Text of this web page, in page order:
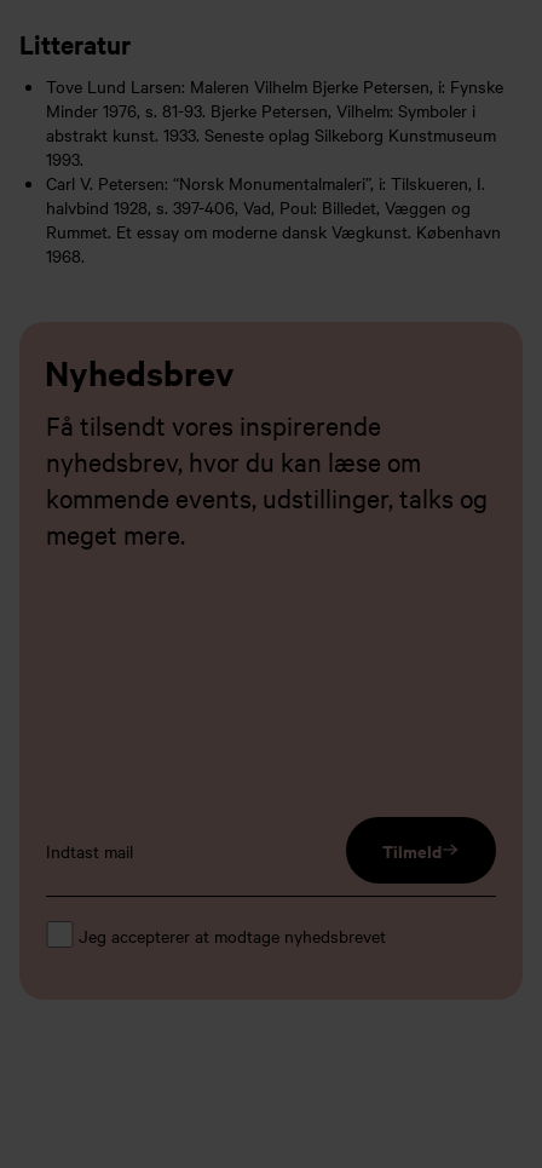
Litteratur
Tove Lund Larsen: Maleren Vilhelm Bjerke Petersen, i: Fynske
Minder 1976, s. 81-93. Bjerke Petersen, Vilhelm: Symboler i
abstrakt kunst. 1933. Seneste oplag Silkeborg Kunstmuseum
1993.
Carl V. Petersen: “Norsk Monumentalmaleri”, i: Tilskueren, I.
halvbind 1928, s. 397-406, Vad, Poul: Billedet, Væggen og
Rummet. Et essay om moderne dansk Vægkunst. København
1968.
Nyhedsbrev
Få tilsendt vores inspirerende
nyhedsbrev, hvor du kan læse om
kommende events, udstillinger, talks og
meget mere.
email input Tilmeld
Jeg accepterer at modtage nyhedsbrevet